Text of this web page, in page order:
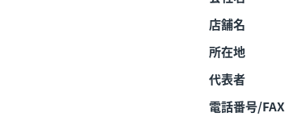
店舗名
所在地
代表者
電話番号/FAX